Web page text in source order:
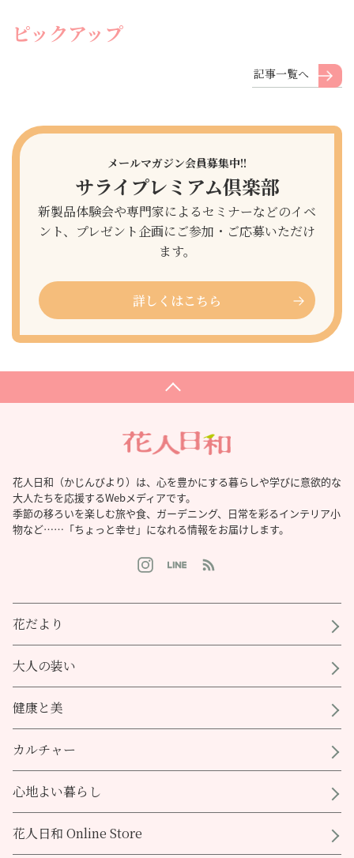
ピックアップ
記事一覧へ
メールマガジン会員募集中!!
サライプレミアム倶楽部
新製品体験会や専門家によるセミナーなどのイベ
ント、プレゼント企画にご参加・ご応募いただけ
ます。
詳しくはこちら
花人日和（かじんびより）は、心を豊かにする暮らしや学びに意欲的な
大人たちを応援するWebメディアです。
季節の移ろいを楽しむ旅や食、ガーデニング、日常を彩るインテリア小
物など……「ちょっと幸せ」になれる情報をお届けします。
花だより
大人の装い
健康と美
カルチャー
心地よい暮らし
花人日和 Online Store